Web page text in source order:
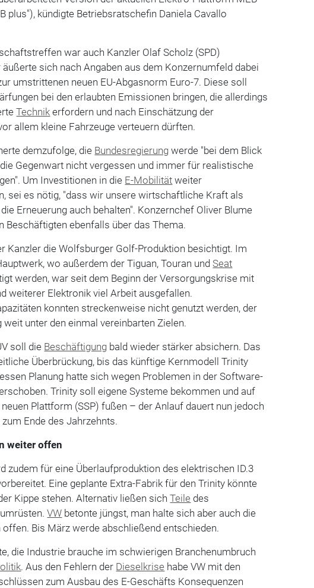
plus"), kündigte Betriebsratschefin Daniela Cavallo
war auch Kanzler Olaf Scholz (SPD)
äußerte sich nach Angaben aus dem Konzernumfeld dabei
umstrittenen neuen EU-Abgasnorm Euro-7. Diese soll
bei den erlaubten Emissionen bringen, die allerdings
Technik erfordern und nach Einschätzung der
allem kleine Fahrzeuge verteuern dürften.
demzufolge, die Bundesregierung werde "bei dem Blick
Gegenwart nicht vergessen und immer für realistische
Um Investitionen in die E-Mobilität weiter
sei es nötig, "dass wir unsere wirtschaftliche Kraft als
Erneuerung auch behalten". Konzernchef Oliver Blume
Beschäftigten ebenfalls über das Thema.
Kanzler die Wolfsburger Golf-Produktion besichtigt. Im
wo außerdem der Tiguan, Touran und Seat
werden, war seit dem Beginn der Versorgungskrise mit
weiterer Elektronik viel Arbeit ausgefallen.
konnten streckenweise nicht genutzt werden, der
unter den einmal vereinbarten Zielen.
soll die Beschäftigung bald wieder stärker absichern. Das
Überbrückung, bis das künftige Kernmodell Trinity
Planung hatte sich wegen Problemen in der Software-
Trinity soll eigene Systeme bekommen und auf
Plattform (SSP) fußen – der Anlauf dauert nun jedoch
Ende des Jahrzehnts.
weiter offen
zudem für eine Überlaufproduktion des elektrischen ID.3
Eine geplante Extra-Fabrik für den Trinity könnte
Kippe stehen. Alternativ ließen sichTeile des
VW betonte jüngst, man halte sich aber auch die
offen. Bis März werde abschließend entschieden.
die Industrie brauche im schwierigen Branchenumbruch
. Aus den Fehlern der Dieselkrise habe VW mit den
zum Ausbau des E-Geschäfts Konsequenzen